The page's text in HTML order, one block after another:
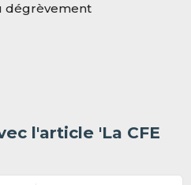
dégrèvement
l'article 'La CFE